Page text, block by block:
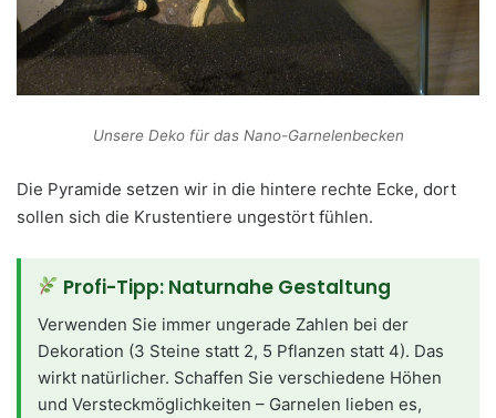
Unsere Deko für das Nano-Garnelenbecken
Die Pyramide setzen wir in die hintere rechte Ecke, dort
sollen sich die Krustentiere ungestört fühlen.
Profi-Tipp: Naturnahe Gestaltung
Verwenden Sie immer ungerade Zahlen bei der
Dekoration (3 Steine statt 2, 5 Pflanzen statt 4). Das
wirkt natürlicher. Schaffen Sie verschiedene Höhen
und Versteckmöglichkeiten – Garnelen lieben es,